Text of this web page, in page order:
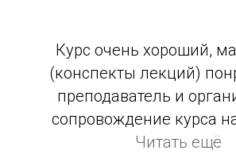
Курс очень хороший,
(конспекты лекций)
преподаватель и
сопровождение курса
уровне. Константин
Читать ещё